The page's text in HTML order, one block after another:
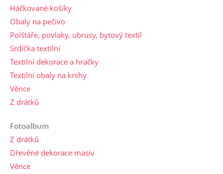
Háčkované košíky
Obaly na pečivo
Polštáře, povlaky, ubrusy, bytový textil
Srdíčka textilní
Textilní dekorace a hračky
Textilní obaly na knihy
Věnce
Z drátků
Fotoalbum
Z drátků
Dřevěné dekorace masiv
Věnce